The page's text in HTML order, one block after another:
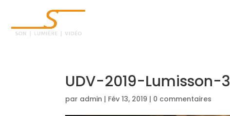
UDV-2019-Lumisson-3
par admin | Fév 13, 2019 | 0 commentaires